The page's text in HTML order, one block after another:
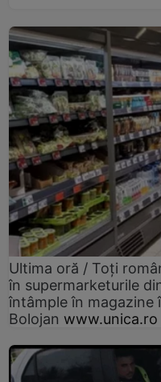
Ultima oră / Toți
în supermarketurile
întâmple în magazine
Bolojan www.unica.ro